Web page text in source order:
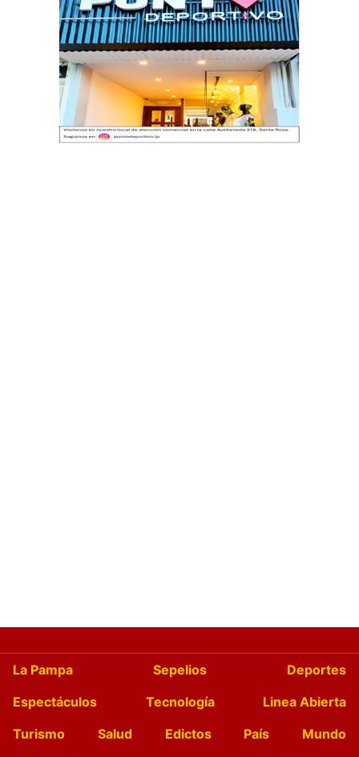
La Pampa Sepelios
Deportes
Espectáculos
Tecnología
Linea Abierta
Turismo
Salud Edictos País
Mundo